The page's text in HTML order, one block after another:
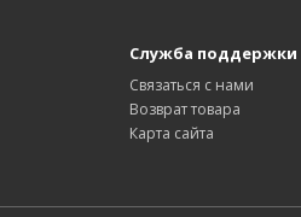
Служба поддержки
Связаться с нами
Возврат товара
Карта сайта